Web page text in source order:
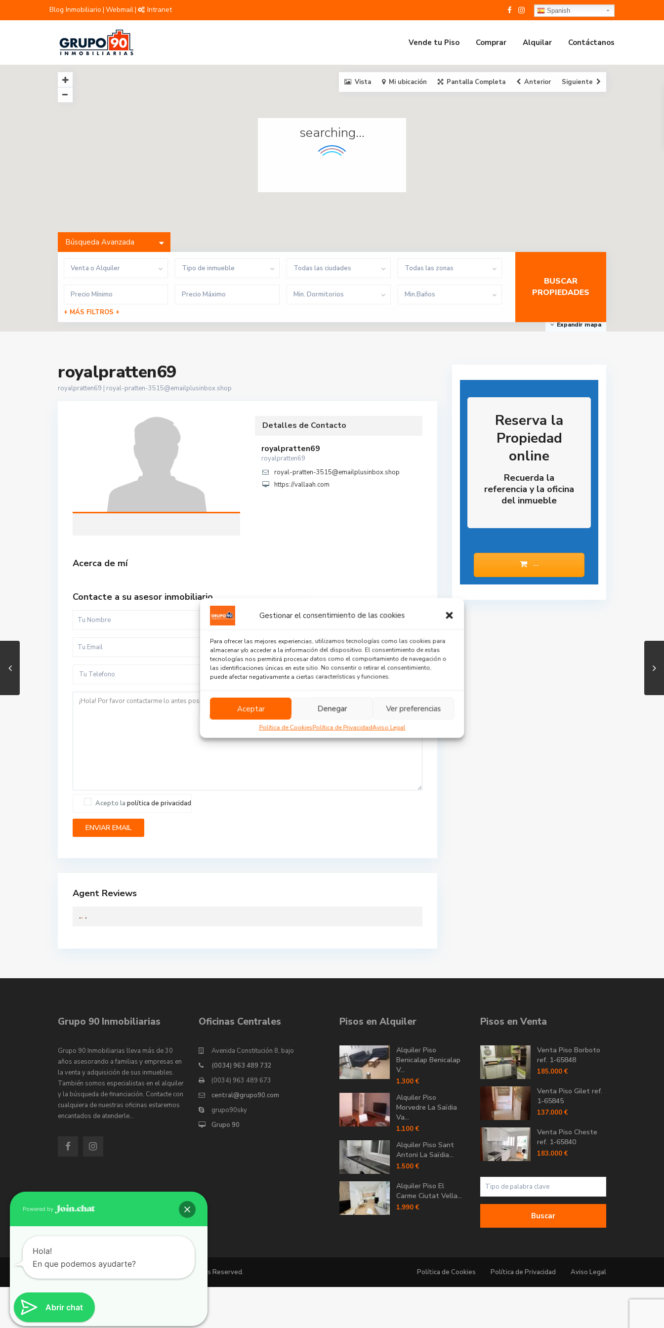
Gestionar el consentimiento de las cookies
Para ofrecer las mejores experiencias, utilizamos tecnologías como las cookies para
almacenar y/o acceder a la información del dispositivo. El consentimiento de estas
tecnologías nos permitirá procesar datos como el comportamiento de navegación o
las identificaciones únicas en este sitio. No consentir o retirar el consentimiento,
puede afectar negativamente a ciertas características y funciones.
Aceptar Denegar Ver preferencias
Política de CookiesPolítica de PrivacidadAviso Legal
Blog Inmobiliario | Webmail| Intranet Spanish
Vende tu Piso Comprar Alquilar Contáctanos
searching...
Expandir mapa
Vista Mi ubicación Pantalla Completa Anterior Siguiente
Búsqueda Avanzada
Venta o Alquiler Tipo de inmueble Todas las ciudades Todas las zonas
Min. Dormitorios
Min.Baños
+ MÁS FILTROS +
royalpratten69
royalpratten69 | royal-pratten-3515@emailplusinbox.shop
Detalles de Contacto
royalpratten69
royalpratten69
royal-pratten-3515@emailplusinbox.shop
https://vallaah.com
Acerca de mí
Contacte a su asesor inmobiliario
Acepto la política de privacidad
Agent Reviews
.. .
Reserva la
Propiedad
online
Recuerda la
referencia y la oficina
del inmueble
--
Grupo 90 Inmobiliarias
Grupo 90 Inmobiliarias lleva más de 30
años asesorando a familias y empresas en
la venta y adquisición de sus inmuebles.
También somos especialistas en el alquiler
y la búsqueda de financiación. Contacte con
cualquiera de nuestras oficinas estaremos
encantados de atenderle…
Oficinas Centrales
Avenida Constitución 8, bajo
(0034) 963 489 732
(0034) 963 489 673
central@grupo90.com
grupo90sky
Grupo 90
Pisos en Alquiler
Alquiler Piso
Benicalap Benicalap
V...
1.300 €
Alquiler Piso
Morvedre La Saïdia
Va...
1.100 €
Alquiler Piso Sant
Antoni La Saïdia...
1.500 €
Alquiler Piso El
Carme Ciutat Vella...
1.990 €
Pisos en Venta
Venta Piso Borboto
ref. 1-65848
185.000 €
Venta Piso Gilet ref.
1-65845
137.000 €
Venta Piso Cheste
ref. 1-65840
183.000 €
Buscar
Copyright 2026 | Grupo 90 inmobiliarias. All Rights Reserved. Política de Cookies Política de Privacidad Aviso Legal
Abrir chat
Powered by
Hola!
En que podemos ayudarte?